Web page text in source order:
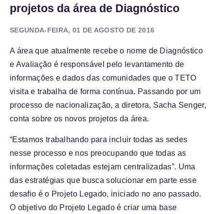
projetos da área de Diagnóstico
SEGUNDA-FEIRA, 01 DE AGOSTO DE 2016
A área que atualmente recebe o nome de Diagnóstico
e Avaliação é responsável pelo levantamento de
informações e dados das comunidades que o TETO
visita e trabalha de forma contínua. Passando por um
processo de nacionalização, a diretora, Sacha Senger,
conta sobre os novos projetos da área.
“Estamos trabalhando para incluir todas as sedes
nesse processo e nos preocupando que todas as
informações coletadas estejam centralizadas”. Uma
das estratégias que busca solucionar em parte esse
desafio é o Projeto Legado, iniciado no ano passado.
O objetivo do Projeto Legado é criar uma base